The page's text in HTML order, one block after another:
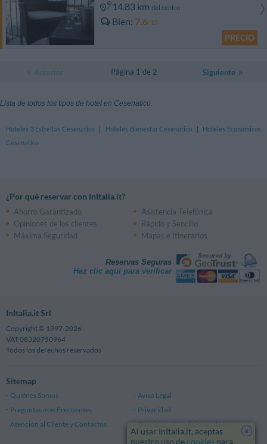
14.83 km del centro
Bien 7.6/10
PRECIO
Página 1 de 2 Siguiente
Lista de todos los tipos de hotel en Cesenatico:
Hoteles 3 Estrellas Cesenatico Hoteles Bienestar Cesenatico
Hoteles Económicos
Cesenatico
¿Por qué reservar con InItalia.it?
Ahorro Garantizado
Asistencia Telefónica
Opiniones de los clientes
Rápido y Sencillo
Máxima Seguridad
Mapas e Itinerarios
Reservas Seguras
Haz clic aquí para verificar
InItalia.it Srl
Copyright © 1997-2026
VAT 08320750964
Todos los derechos reservados
Sitemap
Quiénes Somos
Aviso Legal
Preguntas más Frecuentes
Privacidad
Atención al Cliente y Contactos
Términos y Condiciones de Uso
x
Al usar InItalia.it, aceptas
nuestro uso decookies para